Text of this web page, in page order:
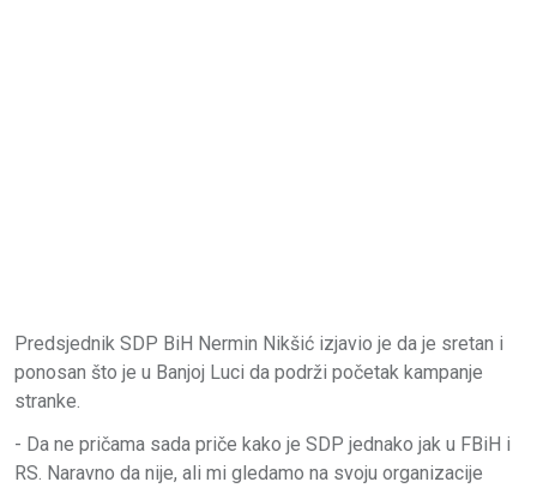
Predsjednik SDP BiH Nermin Nikšić izjavio je da je sretan i
ponosan što je u Banjoj Luci da podrži početak kampanje
stranke.
- Da ne pričama sada priče kako je SDP jednako jak u FBiH i
RS. Naravno da nije, ali mi gledamo na svoju organizacije